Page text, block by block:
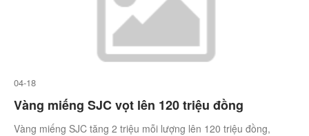
04-18
Vàng miếng SJC vọt lên 120 triệu đồng
Vàng miếng SJC tăng 2 triệu mỗi lượng lên 120 triệu đồng,